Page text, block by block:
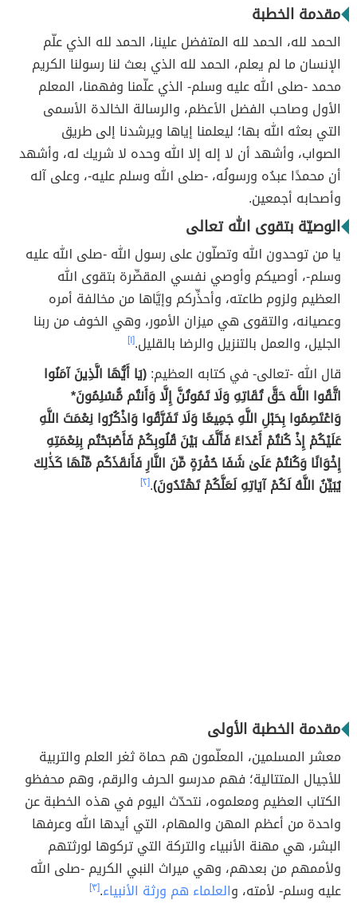
مقدمة الخطبة
الحمد لله، الحمد لله المتفضل علينا، الحمد لله الذي علّم
الإنسان ما لم يعلم، الحمد لله الذي بعث لنا رسولنا الكريم
محمد -صلى الله عليه وسلم- الذي علّمنا وفهمنا، المعلم
الأول وصاحب الفضل الأعظم، والرسالة الخالدة الأسمى
التي بعثه الله بها؛ ليعلمنا إياها ويرشدنا إلى طريق
الصواب، وأشهد أن لا إله إلا الله وحده لا شريك له، وأشهد
أن محمدًا عبدُه ورسولُه، -صلى الله وسلم عليه-، وعلى آله
وأصحابه أجمعين.
الوصيّة بتقوى الله تعالى
يا من توحدون الله وتصلّون على رسول الله -صلى الله عليه
وسلم-، أوصيكم وأوصي نفسي المقصِّرة بتقوى الله
العظيم ولزوم طاعته، وأحذِّركم وإيَّاها من مخالفة أمره
وعصيانه، والتقوى هي ميزان الأمور، وهي الخوف من ربنا
الجليل، والعمل بالتنزيل والرضا بالقليل.[١]
قال الله -تعالى- في كتابه العظيم:(يَا أَيُّهَا الَّذِينَ آمَنُوا
اتَّقُوا اللَّهَ حَقَّ تُقَاتِهِ وَلَا تَمُوتُنَّ إِلَّا وَأَنتُم مُّسْلِمُونَ*
وَاعْتَصِمُوا بِحَبْلِ اللَّهِ جَمِيعًا وَلَا تَفَرَّقُوا وَاذْكُرُوا نِعْمَتَ اللَّهِ
عَلَيْكُمْ إِذْ كُنتُمْ أَعْدَاءً فَأَلَّفَ بَيْنَ قُلُوبِكُمْ فَأَصْبَحْتُم بِنِعْمَتِهِ
إِخْوَانًا وَكُنتُمْ عَلَىٰ شَفَا حُفْرَةٍ مِّنَ النَّارِ فَأَنقَذَكُم مِّنْهَا كَذَٰلِكَ
يُبَيِّنُ اللَّهُ لَكُمْ آيَاتِهِ لَعَلَّكُمْ تَهْتَدُونَ).[٢]
مقدمة الخطبة الأولى
معشر المسلمين، المعلّمون هم حماة ثغر العلم والتربية
للأجيال المتتالية؛ فهم مدرسو الحرف والرقم، وهم محفظو
الكتاب العظيم ومعلموه، نتحدّث اليوم في هذه الخطبة عن
واحدة من أعظم المهن والمهام، التي أيدها الله وعرفها
البشر، هي مهنة الأنبياء والتركة التي تركوها لورثتهم
ولأممهم من بعدهم، وهي ميراث النبي الكريم -صلى الله
عليه وسلم- لأمته، والعلماء هم ورثة الأنبياء.[٣]